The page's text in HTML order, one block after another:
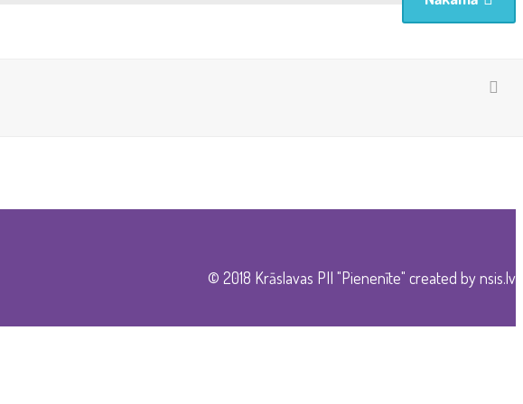
© 2018 Krāslavas PII "Pienenīte" created bynsis.lv